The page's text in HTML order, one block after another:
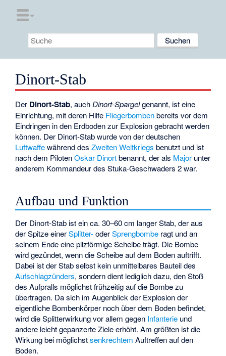
Dinort-Stab
Der Dinort-Stab, auchDinort-Spargelgenannt, ist eine
Einrichtung, mit deren Hilfe Fliegerbombenbereits vor dem
Eindringen in den Erdboden zur Explosion gebracht werden
können. Der Dinort-Stab wurde von der deutschen
Luftwaffewährend desZweiten Weltkriegs benutzt und ist
nach dem PilotenOskar Dinortbenannt, der als Major unter
anderem Kommandeur desStuka-Geschwaders 2war.
Aufbau und Funktion
Der Dinort-Stab ist ein ca. 30–60 cm langer Stab, der aus
der Spitze einerSplitter-oderSprengbombe ragt und an
seinem Ende eine pilzförmige Scheibe trägt. Die Bombe
wird gezündet, wenn die Scheibe auf dem Boden auftrifft.
Dabei ist der Stab selbst kein unmittelbares Bauteil des
Aufschlagzünders, sondern dient lediglich dazu, den Stoß
des Aufpralls möglichst frühzeitig auf die Bombe zu
übertragen. Da sich im Augenblick der Explosion der
eigentliche Bombenkörper noch über dem Boden befindet,
wird die Splitterwirkung vor allem gegen Infanterie und
andere leicht gepanzerte Ziele erhöht. Am größten ist die
Wirkung bei möglichstsenkrechtem Auftreffen auf den
Boden.